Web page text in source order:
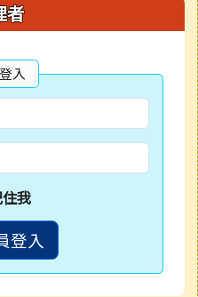
者
入
我
登入